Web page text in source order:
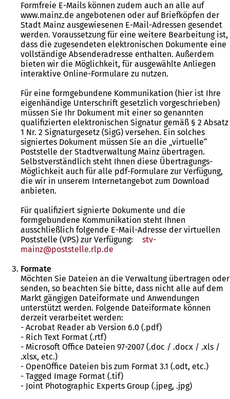
Formfreie E-Mails können zudem auch an alle auf
www.mainz.de angebotenen oder auf Briefköpfen der
Stadt Mainz ausgewiesenen E-Mail-Adressen gesendet
werden. Voraussetzung für eine weitere Bearbeitung ist,
dass die zugesendeten elektronischen Dokumente eine
vollständige Absenderadresse enthalten. Außerdem
bieten wir die Möglichkeit, für ausgewählte Anliegen
interaktive Online-Formulare zu nutzen.
Für eine formgebundene Kommunikation (hier ist Ihre
eigenhändige Unterschrift gesetzlich vorgeschrieben)
müssen Sie Ihr Dokument mit einer so genannten
qualifizierten elektronischen Signatur gemäß § 2 Absatz
1 Nr. 2 Signaturgesetz (SigG) versehen. Ein solches
signiertes Dokument müssen Sie an die „virtuelle“
Poststelle der Stadtverwaltung Mainz übertragen.
Selbstverständlich steht Ihnen diese Übertragungs-
Möglichkeit auch für alle pdf-Formulare zur Verfügung,
die wir in unserem Internetangebot zum Download
anbieten.
Für qualifiziert signierte Dokumente und die
formgebundene Kommunikation steht Ihnen
ausschließlich folgende E-Mail-Adresse der virtuellen
Poststelle (VPS) zur Verfügung:
stv-
mainz
poststelle.rlp de
Formate
Möchten Sie Dateien an die Verwaltung übertragen oder
senden, so beachten Sie bitte, dass nicht alle auf dem
Markt gängigen Dateiformate und Anwendungen
unterstützt werden. Folgende Dateiformate können
derzeit verarbeitet werden:
- Acrobat Reader ab Version 6.0 (.pdf)
- Rich Text Format (.rtf)
- Microsoft Office Dateien 97-2007 (.doc / .docx / .xls /
.xlsx, etc.)
- OpenOffice Dateien bis zum Format 3.1 (.odt, etc.)
- Tagged Image Format (.tif)
- Joint Photographic Experts Group (.jpeg, .jpg)